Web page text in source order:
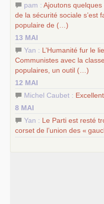
pam : Ajoutons
de la sécurité sociale s’est
populaire de (…)
13 MAI
Yan : L’Humanité fur le
Communistes avec la
populaires, un outil (…)
12 MAI
Michel Caubet :
8 MAI
Yan : Le Parti est resté
corset de l’union des «